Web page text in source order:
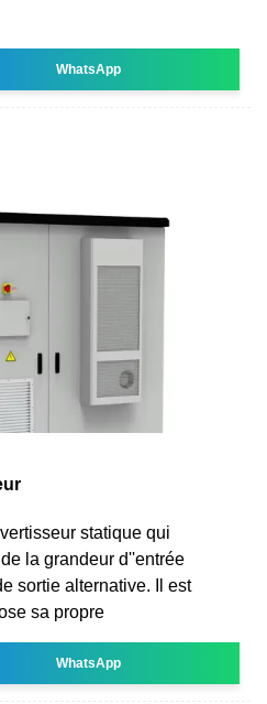
WhatsApp
statique qui
la grandeur d''entrée
sortie alternative. Il est
sa propre
WhatsApp